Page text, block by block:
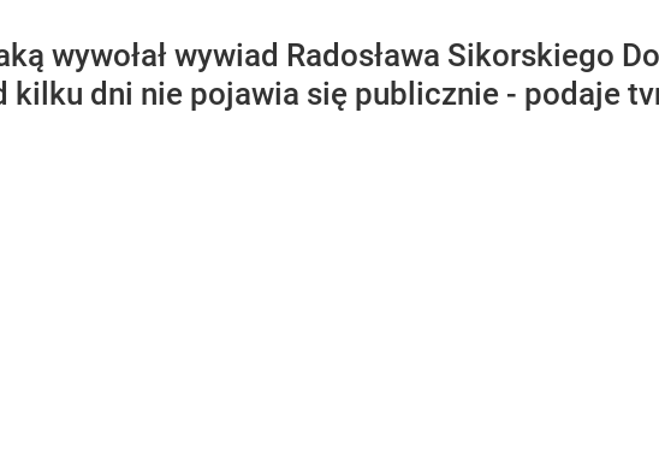
wywołał wywiad Radosława Sikorskiego
kilku dni nie pojawia się publicznie - podaje